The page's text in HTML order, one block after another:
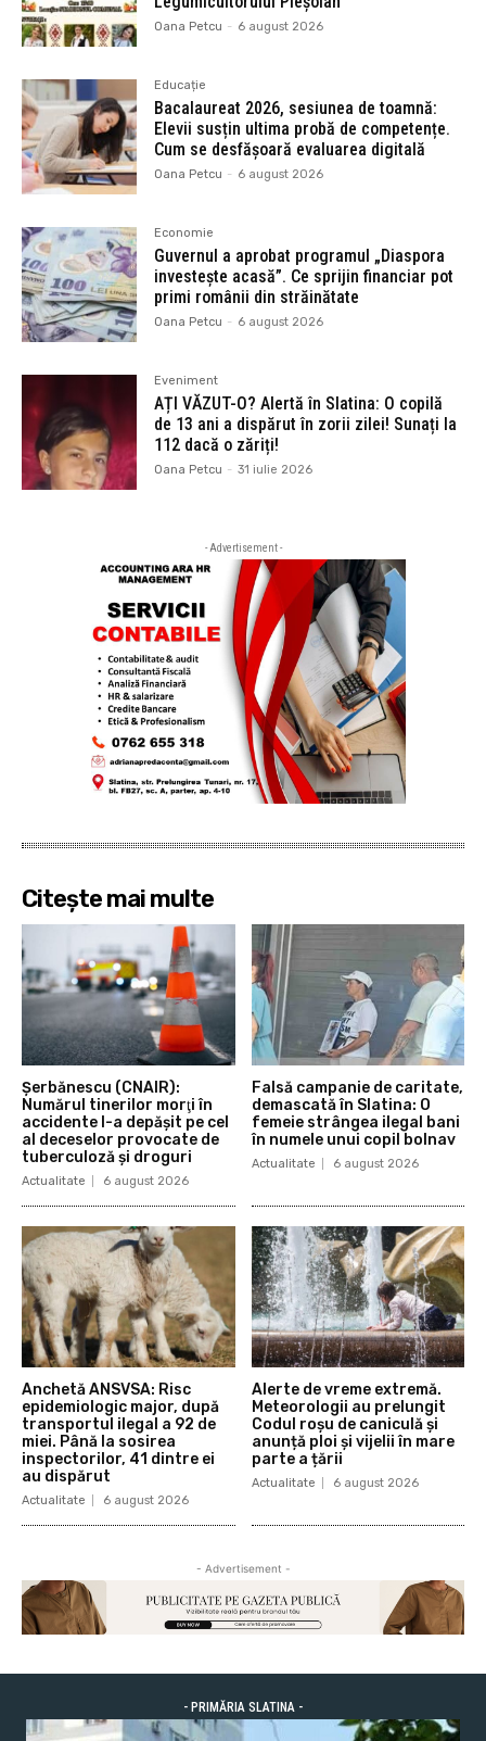
Oana Petcu - 6 august 2026
Educație
Bacalaureat 2026, sesiunea de toamnă:
Elevii susțin ultima probă de competențe.
Cum se desfășoară evaluarea digitală
Oana Petcu - 6 august 2026
Economie
Guvernul a aprobat programul „Diaspora
investește acasă”. Ce sprijin financiar pot
primi românii din străinătate
Oana Petcu - 6 august 2026
Eveniment
AȚI VĂZUT-O? Alertă în Slatina: O copilă
de 13 ani a dispărut în zorii zilei! Sunați la
112 dacă o zăriți!
Oana Petcu - 31 iulie 2026
- Advertisement -
Citește mai multe
Şerbănescu (CNAIR):
Numărul tinerilor morţi în
accidente l-a depăşit pe cel
al deceselor provocate de
tuberculoză şi droguri
Actualitate 6 august 2026
Falsă campanie de caritate,
demascată în Slatina: O
femeie strângea ilegal bani
în numele unui copil bolnav
Actualitate 6 august 2026
Anchetă ANSVSA: Risc
epidemiologic major, după
transportul ilegal a 92 de
miei. Până la sosirea
inspectorilor, 41 dintre ei
au dispărut
Actualitate 6 august 2026
Alerte de vreme extremă.
Meteorologii au prelungit
Codul roșu de caniculă și
anunță ploi și vijelii în mare
parte a țării
Actualitate 6 august 2026
- Advertisement -
- PRIMĂRIA SLATINA -